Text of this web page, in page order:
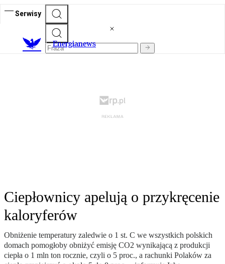
Serwisy
Energianews
Ciepłownicy apelują o przykręcenie
kaloryferów
Obniżenie temperatury zaledwie o 1 st. C we wszystkich polskich
domach pomogłoby obniżyć emisję CO2 wynikającą z produkcji
ciepła o 1 mln ton rocznie, czyli o 5 proc., a rachunki Polaków za